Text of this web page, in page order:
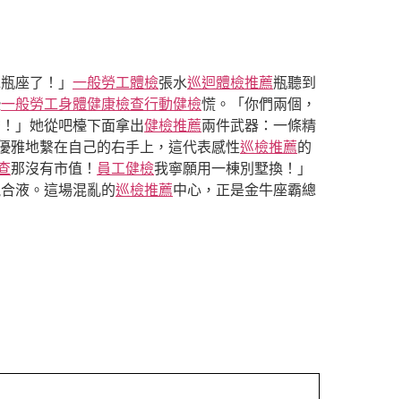
座了！」 一般勞工體檢張水巡迴體檢推薦瓶聽到
一般勞工身體健康檢查行動健檢慌。「你們兩個，
」她從吧檯下面拿出健檢推薦兩件武器：一條精
雅地繫在自己的右手上，這代表感性巡檢推薦的
那沒有市值！ 員工健檢我寧願用一棟別墅換！」
液。這場混亂的巡檢推薦中心，正是金牛座霸總